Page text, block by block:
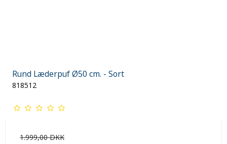
Rund Læderpuf Ø50 cm. - Sort
818512
1.999,00 DKK